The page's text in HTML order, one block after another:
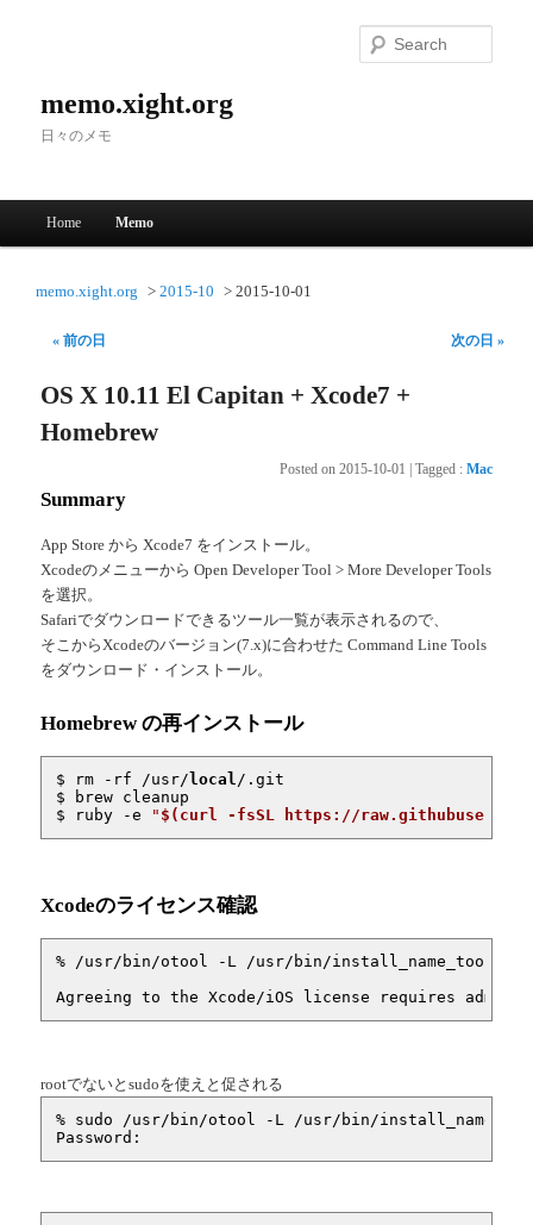
memo.xight.org
日々のメモ
Skip to primary content
Skip to secondary content
Home Memo
memo.xight.org 2015-10 2015-10-01
« 前の日 次の日 »
OS X 10.11 El Capitan + Xcode7 +
Homebrew
Posted on 2015-10-01 Tagged : Mac
Summary
App Store から Xcode7 をインストール。
Xcodeのメニューから Open Developer Tool > More Developer Tools
を選択。
Safariでダウンロードできるツール一覧が表示されるので、
そこからXcodeのバージョン(7.x)に合わせた Command Line Tools
をダウンロード・インストール。
Homebrew の再インストール
$ rm -rf /usr/ local/.git
$ brew cleanup
$ ruby
-e " $(curl -fsSL https://
Xcodeのライセンス確認
% /usr/bin/otool -L /usr/bin/install_name_tool
Agreeing to the Xcode/iOS license requires
rootでないとsudoを使えと促される
% sudo /usr/bin/otool -L /usr/bin/
Password: